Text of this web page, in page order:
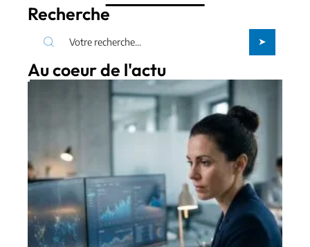
Recherche
Au coeur de l'actu